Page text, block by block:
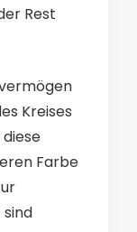
Rest
Kreises
Farbe